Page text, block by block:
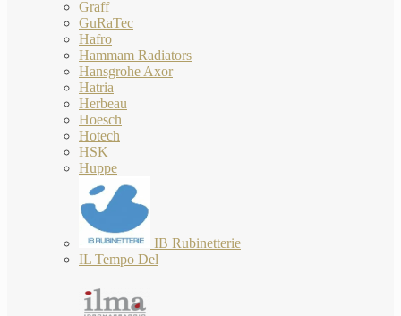
Graff
GuRaTec
Hafro
Hammam Radiators
Hansgrohe Axor
Hatria
Herbeau
Hoesch
Hotech
HSK
Huppe
IB Rubinetterie
IL Tempo Del